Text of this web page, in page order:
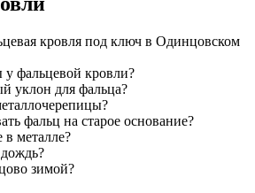
кровля под ключ в Одинцовском
фальцевой кровли?
уклон для фальца?
фальц на старое основание?
в металле?
зимой?